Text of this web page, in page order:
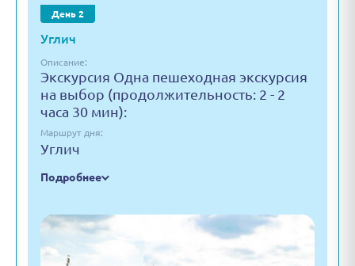
День 2
Углич
Описание:
Экскурсия Одна пешеходная экскурсия
на выбор (продолжительность: 2 - 2
часа 30 мин):
Маршрут дня:
Углич
Подробнее